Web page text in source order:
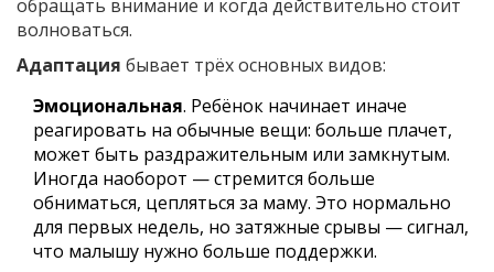
обращать внимание и когда действительно стоит
волноваться.
Адаптация бывает трёх основных видов:
Эмоциональная. Ребёнок начинает иначе
реагировать на обычные вещи: больше плачет,
может быть раздражительным или замкнутым.
Иногда наоборот — стремится больше
обниматься, цепляться за маму. Это нормально
для первых недель, но затяжные срывы — сигнал,
что малышу нужно больше поддержки.